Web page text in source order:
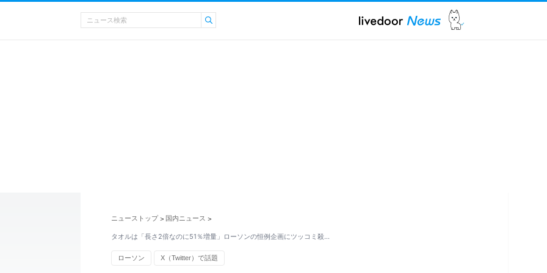
ニューストップ > 国内ニュース >
タオルは「長さ2倍なのに51％増量」ローソンの恒例企画にツッコミ殺…
ローソン X（Twitter）で話題